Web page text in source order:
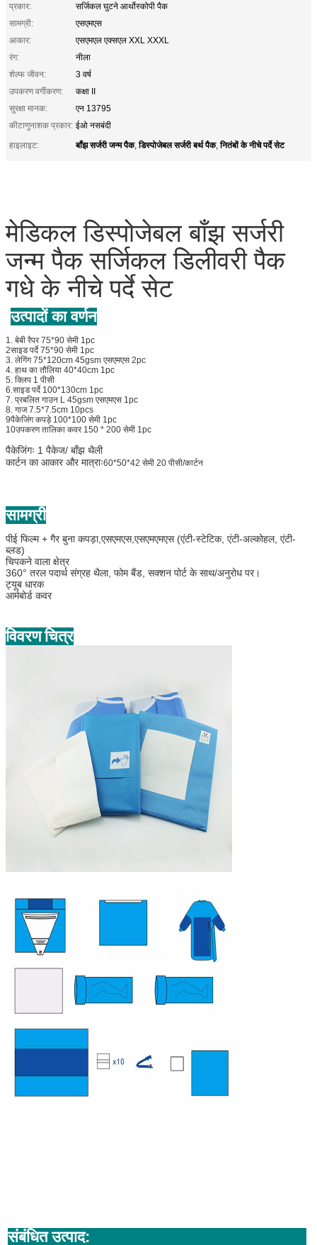
प्रकार:
सर्जिकल घुटने आर्थोस्कोपी पैक
सामग्री:
एसएमएस
आकार:
एसएमएल एक्सएल XXL XXXL
रंग:
नीला
शेल्फ जीवन:
3 वर्ष
उपकरण वर्गीकरण:
कक्षा II
सुरक्षा मानक:
एन 13795
कीटाणुनाशक प्रकार: ईओ नसबंदी
हाइलाइट:
बाँझ सर्जरी जन्म पैक,डिस्पोजेबल सर्जरी बर्थ पैक,नितंबों के नीचे पर्दे सेट
मेडिकल डिस्पोजेबल बाँझ सर्जरी
जन्म पैक सर्जिकल डिलीवरी पैक
गधे के नीचे पर्दे सेट
उत्पादों का वर्णन
1. बेबी रैपर 75*90 सेमी 1pc
2साइड पर्दे 75*90 सेमी 1pc
3. लेगिंग 75*120cm 45gsm एसएमएस 2pc
4. हाथ का तौलिया 40*40cm 1pc
5. क्लिप 1 पीसी
6.साइड पर्दे 100*130cm 1pc
7. प्रबलित गाउन L 45gsm एसएमएस 1pc
8. गाज 7.5*7.5cm 10pcs
9पैकेजिंग कपड़े 100*100 सेमी 1pc
10उपकरण तालिका कवर 150 * 200 सेमी 1pc
पैकेजिंगः 1 पैकेज/ बाँझ थैली
कार्टन का आकार और मात्राः60*50*42 सेमी 20 पीसी/कार्टन
सामग्री
पीई फिल्म + गैर बुना कपड़ा,एसएमएस,एसएमएमएस (एंटी-स्टेटिक, एंटी-अल्कोहल, एंटी-
ब्लड)
चिपकने वाला क्षेत्र
360° तरल पदार्थ संग्रह थैला, फोम बैंड, सक्शन पोर्ट के साथ/अनुरोध पर।
ट्यूब धारक
आर्मबोर्ड कवर
विवरण चित्र
संबंधित उत्पाद: